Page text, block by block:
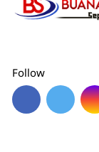
Follow